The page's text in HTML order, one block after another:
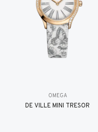
OMEGA
DE VILLE MINI TRÉSOR